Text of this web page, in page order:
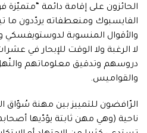
الحائزون على إقامة دائمة “متميّزة
الفايسبوك ومنعطفاته يردّدون
والأقوال المنسوبة لدوستويفسكي
لا الرغبة ولا الوقت للإبحار في
دروسهم وتدقيق معلوماتهم
والقواميس.
الرّافضون للتمييز بين مهنة سُوّاق
ناحية (وهي مهن ثابتة يؤدّيها